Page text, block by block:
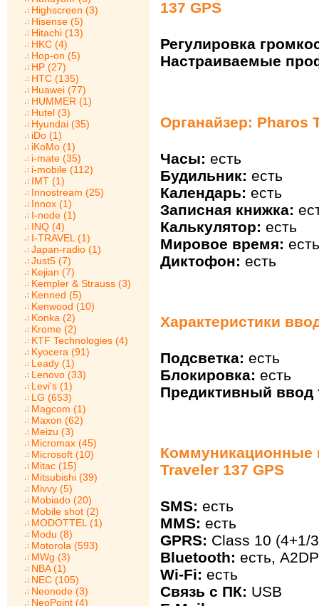
Highscreen (3)
Hisense (5)
Hitachi (13)
HKC (4)
Hop-on (5)
HP (27)
HTC (135)
Huawei (77)
HUMMER (1)
Hutel (3)
Hyundai (35)
iDo (1)
iKoMo (1)
i-mate (35)
i-mobile (112)
IMT (1)
Innostream (25)
Innox (1)
I-node (1)
INQ (4)
I-TRAVEL (1)
Japan-radio (1)
Just5 (7)
Kejian (7)
Kempler & Strauss (3)
Kenned (5)
Kenwood (10)
Konka (2)
Krome (2)
KTF Technologies (4)
Kyocera (91)
Leady (1)
Lenovo (33)
Levi's (1)
LG (653)
Magcom (1)
Maxon (62)
Meizu (3)
Micromax (45)
Microsoft (10)
Mitac (15)
Mitsubishi (39)
Mivvy (5)
Mobiado (20)
Mobile shot (2)
MODOTTEL (1)
Modu (8)
Motorola (593)
MWg (3)
NBA (1)
NEC (105)
Neonode (3)
NeoPoint (4)
137 GPS
Регулировка
Настраиваемые
Органайзер: Pharos
Часы: есть
Будильник: есть
Календарь: есть
Записная книжка:
Калькулятор: есть
Мировое время: есть
Диктофон: есть
Характеристики
Подсветка: есть
Блокировка: есть
Предиктивный ввод
Коммуникационные
Traveler 137 GPS
SMS: есть
MMS: есть
GPRS: Class 10 (4+1/
Bluetooth: есть, A2DP
Wi-Fi: есть
Связь с ПК: USB